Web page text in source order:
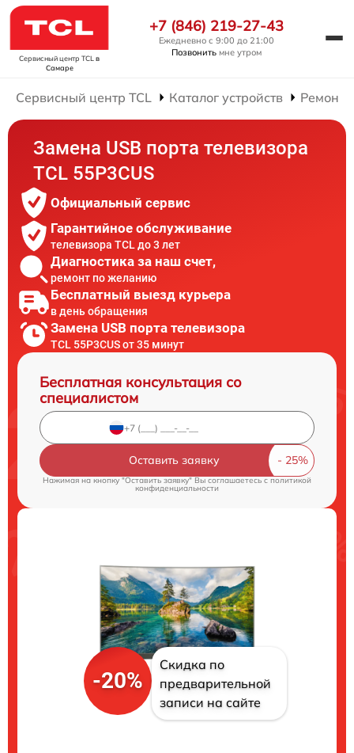
Сервисный центр TCL в
Самаре
+7 (846) 219-27-43
Ежедневно с 9:00 до 21:00
Позвонить мне утром
Сервисный центр TCL Каталог устройств Ремонт
Замена USB порта телевизора
TCL 55P3CUS
Официальный сервис
Гарантийное обслуживание
телевизора TCL до 3 лет
Диагностика за наш счет,
ремонт по желанию
Бесплатный выезд курьера
в день обращения
Замена USB порта телевизора
TCL 55P3CUS от 35 минут
Бесплатная консультация со
специалистом
Оставить заявку
Нажимая на кнопку "Оставить заявку" Вы соглашаетесь cполитикой
конфиденциальности
-20%
Скидка по
предварительной
записи на сайте